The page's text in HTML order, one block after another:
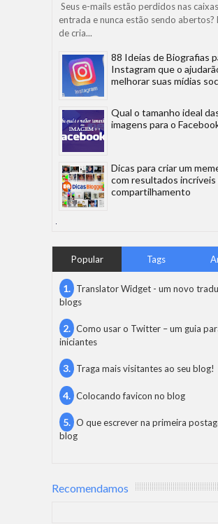
Seus e-mails estão perdidos nas
entrada e nunca estão sendo abertos?
de cria...
88 Ideias de Biografias
Instagram que o
melhorar suas mídias
Qual o tamanho ideal
imagens para o
Dicas para criar um
com resultados incríveis
compartilhamento
Popular Tags
Translator Widget - um novo
blogs
Como usar o Twitter – um guia
iniciantes
Traga mais visitantes ao seu blog!
Colocando favicon no blog
O que escrever na primeira
blog
Recomendamos